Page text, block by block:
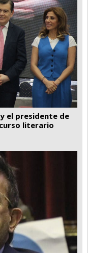
el presidente de
literario